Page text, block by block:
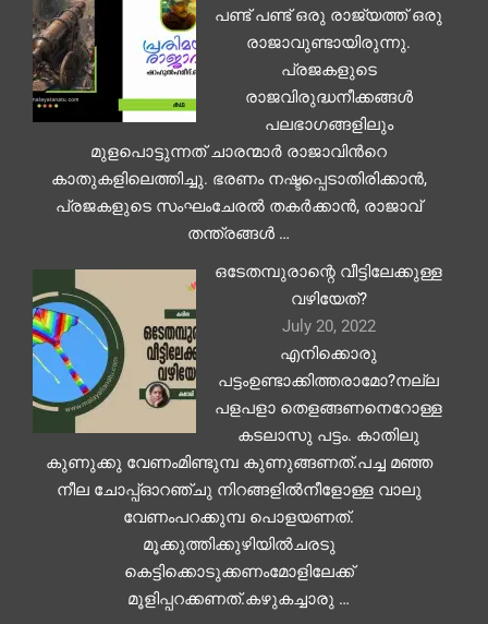
പണ്ട് പണ്ട് ഒരു രാജ്യത്ത് ഒരു
രാജാവുണ്ടായിരുന്നു.
പ്രജകളുടെ
രാജവിരുദ്ധനീക്കങ്ങൾ
പലഭാഗങ്ങളിലും
മുളപൊട്ടുന്നത് ചാരന്മാർ രാജാവിന്‍റെ
കാതുകളിലെത്തിച്ചു. ഭരണം നഷ്ടപ്പെടാതിരിക്കാൻ,
പ്രജകളുടെ സംഘംചേരൽ തകർക്കാൻ, രാജാവ്
തന്ത്രങ്ങൾ …
ഒടേതമ്പുരാന്റെ വീട്ടിലേക്കുള്ള
വഴിയേത്?
July 20, 2022
എനിക്കൊരു
പട്ടംഉണ്ടാക്കിത്തരാമോ?നല്ല
പളപളാ തെളങ്ങണനെറോള്ള
കടലാസു പട്ടം. കാതിലു
കുണുക്കു വേണംമിണ്ടുമ്പ കുണുങ്ങണത്.പച്ച മഞ്ഞ
നീല ചോപ്പ്ഓറഞ്ചു നിറങ്ങളിൽനീളോള്ള വാലു
വേണംപറക്കുമ്പ പൊളയണത്.
മൂക്കുത്തിക്കുഴിയിൽചരടു
കെട്ടിക്കൊടുക്കണംമോളിലേക്ക്
മൂളിപ്പറക്കണത്.കഴുകച്ചാരു …